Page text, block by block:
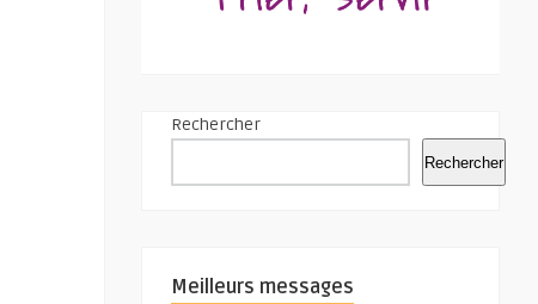
Rechercher
Rechercher
Meilleurs messages